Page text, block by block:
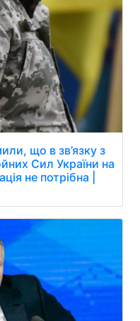
що в зв’язку з
Сил України на
не потрібна |